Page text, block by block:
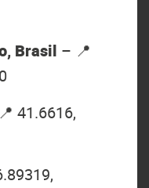
Brasil – 📍
41.6616,